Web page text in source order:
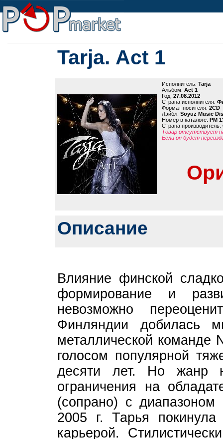
Tarja. Act 1
Исполнитель: Tarja
Альбом: Act 1
Год: 27.08.2012
Страна исполнителя:
Формат носителя: 2CD
Лэйбл: Soyuz Music
Номер в каталоге: PM
Страна производитель:
Товар отсутствует
Если он будет
Описание
Влияние финской
формирование и
невозможно
Финляндии добилась
металлической команде
голосом популярной
десяти лет. Но жанр
ограничения на
(сопрано) с
2005 г. Тарья покинула
карьерой.